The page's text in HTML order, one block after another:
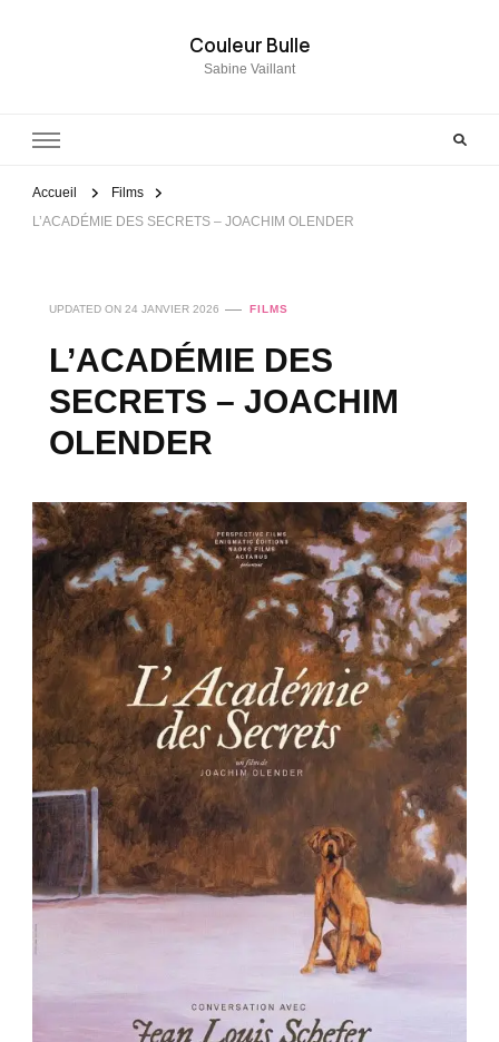
Couleur Bulle
Sabine Vaillant
Accueil
Films
L’ACADÉMIE DES SECRETS – JOACHIM OLENDER
UPDATED ON 24 JANVIER 2026 FILMS
L’ACADÉMIE DES
SECRETS – JOACHIM
OLENDER